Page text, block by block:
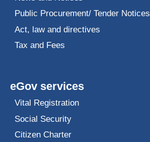
Public Procurement/ Tender Notices
Act, law and directives
Tax and Fees
eGov services
Vital Registration
Social Security
Citizen Charter